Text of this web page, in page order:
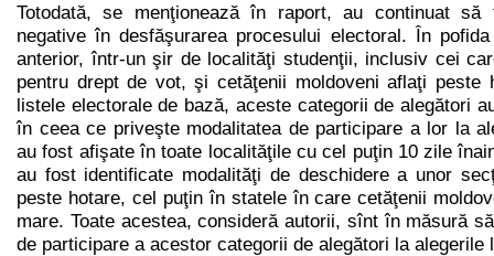
Totodată, se menţionează în raport, au continuat
negative în desfăşurarea procesului electoral. În
anterior, într-un şir de localităţi studenţii, inclusiv cei
pentru drept de vot, şi cetăţenii moldoveni aflaţi peste
listele electorale de bază, aceste categorii de alegători
în ceea ce priveşte modalitatea de participare a lor la
au fost afişate în toate localităţile cu cel puţin 10 zile
au fost identificate modalităţi de deschidere a unor
peste hotare, cel puţin în statele în care cetăţenii
mare. Toate acestea, consideră autorii, sînt în măsură
de participare a acestor categorii de alegători la alegerile